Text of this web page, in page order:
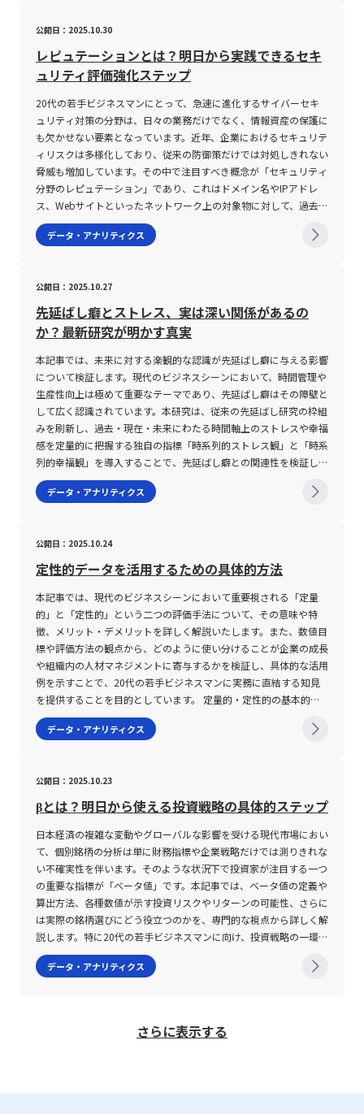
られます。 このように、ボラティリティを活用する際には、その
数値の意味合いや背景、そして計算方法に内在する不確実性を十分
に理解することが投資リスクを抑制するための鍵となります。若手
ビジネスマンとして投資市場に挑む際には、まず基本的な概念と計
算方法を把握し、併せて市場全体の流動性や個別銘柄の特性といっ
た情報を統合的に評価する姿勢が必要です。 まとめ 本記事では、
資産運用や投資の際に欠かせない「ボラティリティ」の概念につい
て、専門的かつ実務的な視点から解説しました。ボラティリティと
は、金融商品における価格変動の大きさを示す指標であり、ヒスト
リカルボラティリティとインプライドボラティリティという二つの
カテゴリーに分けられること、またその数値が高ければリスクが高
を理解することが重要です。さらに、実際の投資においては、ボラ
特に、短期トレードにおいては値動きの大きな銘柄が好まれる一方
で、中長期投資においては安定性の高い低ボラティリティ銘柄が有
利とされることから、投資目的に合わせた銘柄選定が成功の鍵とな
ります。また、計算方法や流動性リスク、株価水準の違いによるボ
ラティリティの相対的な評価についても十分に認識し、適切なリス
ク管理策を講じることが必要です。2025年の現在、テクノロジー
の進歩や市場環境の多様化により、ボラティリティを含む投資指標
はより複雑化していますが、その分、精緻な分析が求められる時代
へと進化していることは明らかです。 若手ビジネスマンとして今
後ますますグローバルな視点から資産運用やリスクマネジメントに
携わる中で、本記事の解説が実務に直結する知見となることを期待
裏打ちされた判断を下すためにも、ボラティリティという指標を正
る。 ・ボラティリティの値動きを正確に把握するためには、各種
インジケーターを組み合わせた複合的な分析が必要である。 ・経
済指標や市場ニュースと連動して発生する急激な価格変動に対し、
迅速な判断と柔軟な資金管理が求められる。 ・市場の流動性低下
時には、意図通りの取引が成立しにくくなるため、取引コストやス
プレッドの拡大にも留意すべきである。 ・ボラティリティが極端
に高い局面では、自動売買ツールやストップロスなどのリスク管理
対策を適切に用いることが重要である。 これらの注意点を理解し
た上で、ボラティリティを上手に活用するための投資戦略を構築す
ることが、健全な資産運用につながる。 また、テクノロジーの進
展に伴い、2025年現在ではAIや機械学習を活用したボラティリテ
度化している。 これにより、従来のテクニカル指標と組み合わせ
しすぎることなく、投資家自身の市場観察や経験に基づく分析も重
要視されるべきである。 市場の変化に応じた柔軟な対応力と、理
論と実践を両立させたトレード手法の確立が、今後の投資成功の鍵
となるだろう。 まとめ 本記事では、「ボラティリティ」という金
融用語の意味やその種類、そして取引における活用法と注意点につ
いて、具体的かつ詳細に解説してきた。 ボラティリティは、金融
市場における価格の変動率を示す指標であり、投資家が市場リスク
を評価し取引戦略を立案する際の重要な要素となる。 インプライ
ドボラティリティ、ヒストリカルボラティリティ、リアライズドボ
ラティリティといった複数の視点から市場の動向を分析する手法
は、特にFX市場において有効である。 また、出来高や市場の流動
える影響は、各取引時点でのリスク管理と戦略決定に直結する。
取引を行う際には各種テクニカル指標の活用や慎重な資金管理、さ
らにAIなどの最新技術を取り入れた相場分析が求められる。 特
に、若手ビジネスマンにとっては、リスクテイクの姿勢と同時に、
情報の正確な理解と柔軟な対応が今後のキャリアや資産運用におい
ても大いに役立つ知識となるだろう。 最後に、金融市場は常に変
動しており、ボラティリティの変化は新たな投資機会を提供する一
方で大きな落とし穴も存在する。 市場動向を定期的にモニター
し、最新の分析手法やツールを取り入れることで、投資リスクの低
減と利益の最大化を目指すことができる。 未来の市場環境におい
て、的確なリスク管理と柔軟な戦略の構築が、投資家としての成長
特化したカスタマイズが難しい場合もあります。一方で、オンプレ
ミス型はシステムのカスタマイズが容易である反面、導入に時間と
コストがかかるという特徴があります。このため、実態に即した導
入計画を立案することが不可欠です。第三に、サポート体制および
ベンダーの専門知識のレベルも導入の際に注意すべきポイントで
す。人事システムは、労働法改正や働き方改革など、外部環境の変
化に迅速に適応する必要があるため、契約前にベンダーのサポート
実績や技術的背景を十分に確認し、トラブル発生時にも的確に対応
できる体制が整っているかどうかを評価することが求められます。
また、既存のシステムとの連携も見逃せません。企業によっては、
既存の勤怠管理システムや給与計算システムとのデータ交換が必要
例を精査することが推奨されます。さらに、実際の操作画面につい
を招く恐れがあるため、トライアル運用やデモンストレーションな
どを通じて、現場視点での評価を十分に行うことが重要です。 ま
とめ 本記事では、20代の若手ビジネスマンを対象に、最新のビジ
ネス環境において重要性を増している「人事システム」について詳
述しました。システム化された人事管理は、従来の紙媒体やExcel
による管理方法と比べ、情報の更新や一元管理、そしてタレントマ
ネジメントを通じた組織改善に大きく寄与します。また、人事シス
テムの機能は採用管理、人事評価、勤怠・給与管理、労務管理等に
またがり、各企業の多様なニーズに対応できる柔軟性を有していま
す。一方で、システム導入においては、自社の業務プロセスに合致
した機能性、提供形態、サポート体制、操作性、既存システムとの
また具体的な導入前の検証やトライアル運用は、実際の運用に伴う
な人事システムの導入を通じて、業務効率の向上だけでなく、長期
的な組織強化を実現するチャンスを手にしています。今後、労働環
境や働き方のさらなる変革が予想される中で、デジタルツールとし
ての人事システムは、現代のビジネスパーソンにとって必須の戦略
ツールとなるでしょう。したがって、導入の際には各種注意点を十
分に考慮し、企業の現状と将来展望に応じた最適な選択が求められ
ます。これにより、社員が安心して能力を発揮できる環境を整備
し、企業全体の競争力を一層高めることが可能となるのです。
るためのツールとしてだけでなく、複数の施策や戦略を並行して検
討する際の意思決定プロセスの透明性を高め、関係者間での認識共
有を促進する点にもあります。たとえば、新規事業の立ち上げやマ
ーケティング戦略の策定、業務効率化のための設備投資の判断な
ど、さまざまな局面で利用が可能です。さらに、定量的評価のプロ
セスを通じて、感覚的・直感的な判断に偏るリスクを低減し、科学
的な根拠に基づいた意思決定をサポートすることが大きなメリット
となります。 デシジョンツリーの作成プロセスと具体的手順 デシ
ジョンツリーの作成プロセスは、基本的に4つの段階に分かれま
す。まず第一に、検討すべきテーマと最終的なゴールを明確化する
ことが必須です。この段階では、業務効率化やコスト削減、リスク
管理といった目的に対して、どのような評価基準を用いるかを事前
に整理し、各項目を数値化するための指標を設定します。たとえ
を検討材料とします。 第二に、実際にツリーの骨組みとなるレイ
アウト作成に着手します。まず意思決定ノードとして正方形を配置
し、その中に今回のテーマを明記します。その後、各意思決定に対
する選択肢を整理し、確率ノードやイベントノードとして各分岐に
置き換えていきます。各選択肢について、さらに詳細な評価項目と
して、期待値や発生確率、各プロセスにおけるリスク項目などの数
値を添えることで、全体の評価精度が向上します。 第三に、洗い
出された選択肢をもとに、段階的な分岐を展開します。業務の具体
的なプロセスや、導入後に想定される各種シナリオ、リスクとベネ
フィットを評価するために、各分岐先において数値化された評価を
行います。この段階での数値評価は、実際のビジネス現場における
れ、合理性のある意思決定の根拠となります。また、検証を行う過
や結果が明確になった段階で、ツリーの終点を示す終点ノードを配
置し、全体のプロセスをクローズします。ここでは、最終的な評価
額や効率性、リスク回避策などを詳細に記述し、導出された結論が
どのような根拠に基づいたものであるかを明確化させます。たとえ
ば、複数の自動化ツールの比較検討において、期待値や効果、投資
対効果の結果から最適なツールを選定するプロセスを具体例とする
ことで、デシジョンツリーの有用性が実証されます。 このよう
に、デシジョンツリーの作成は、単一の意思決定ではなく、複数の
選択肢を段階的に分析・評価することで複雑な課題に対して最適な
解決策を導出するためのフレームワークであると言えます。 デシ
ジョンツリーの注意点と留意事項 デシジョンツリーをビジネスで
活用する際には、いくつかの注意点が存在します。まず第一に、全
セスが複雑化するリスクが伴います。そのため、初期段階において
は大きな枠組みとして主要な要素を設定し、必要に応じて分岐ごと
に詳細な評価を行うという段階的アプローチが推奨されます。 次
に、デシジョンツリーはあくまで定量的な評価を補助するツールで
あり、すべてのビジネス課題に対して万能ではありません。特に、
数値化が難しい感性的な評価項目や、市場の急激な変動に伴う不確
実性を完全に反映することは困難であるため、定性的な判断とのバ
ランスを意識することが重要です。また、評価基準の設定にあたっ
ては、現場の実情や過去の実績、最新の市場動向を十分に反映させ
ることで、より信頼性の高い意思決定が可能となります。 さら
に、関係者間での認識共有が不十分な場合、デシジョンツリー自体
が一部の担当者の主観に偏ったものとなる可能性もあります。この
手ビジネスマンが実際のプロジェクトや業務改善活動においてこの
手法を活用する際には、メンターや先輩のアドバイスを取り入れる
特徴を一目で把握することが難しい場合に、各区間ごとにまとめる
ことで全体の傾向や分布状況が明確に示されます。例えば、厚生労
働省が実施した裁量労働制度の実態調査や、総務省統計局の男女平
均寿命のデータなど、さまざまな統計資料において、データを視覚
的に整理し、全体像や偏りを理解するためのツールとして用いつつ
あります。具体的な例を挙げると、アジア31カ国の男女平均寿命
のデータでは、各国の寿命値を階級ごとに区切り、どの階級に属す
る国が多いのか、また各階級の相対的な割合がどの程度であるかを
把握することが可能です。この考え方は、ビジネスにおける市場分
析や顧客属性の把握、商品需要の予測など、さまざまな分野で応用
することができ、データドリブンなアプローチを推進する上で重要
な役割を果たします。 度数分布の作成においては、「階級」「階
級値」「度数」「累積度数」「相対度数」「累積相対度数」といっ
トします。また、各階級の「階級値」とは、その階級における代表
値を意味し、一般的には階級の上下限の平均値が採用されます。例
えば、あるデータが「70歳以上75歳未満」といった階級に分類さ
れる場合、その階級値は (70＋75)÷2=72.5 となります。これによ
り、度数分布表から全体の平均値を求める計算式（平均値＝Σ(階級
値×度数)／度数の合計）を用いて、具体的な統計指標を算出する
ことが可能となります。 さらに、度数分布表はグラフとして視覚
化することにより、ヒストグラムと呼ばれる形式で表現されること
も一般的です。ヒストグラムは、各階級ごとの度数を棒グラフで示
すため、データの偏りや集中傾向を直感的に把握できる利点があり
ます。この手法は、マーケティングリサーチや顧客満足度調査、さ
らには製品の品質管理に至るまで、幅広いビジネスシーンで活用さ
れています。 度数分布の注意点 度数分布を活用する際の注意点と
響します。階級幅が狭すぎると、表が複雑になり、逆に広すぎると
データの細部が失われ、全体の傾向を正確に把握しにくくなる可能
性があります。適切な階級幅の設定は、データの特性や目的に応じ
たバランスが求められ、試行錯誤を重ねて最適な分類方法を見出す
必要があります。 第二の注意点は、度数分布表から算出される統
計指標、すなわち平均値、中央値、最頻値の意味や計算方法に対す
る理解です。例えば、平均値は各階級値に度数を掛けた総和をデー
タ数で割ることで求められますが、データの分布が偏っている場合
には、中央値や最頻値がより有効な代表値となります。中央値は、
データを昇順または降順に並べた際の中央の値を示し、最頻値は最
も頻出する階級値を表します。これらの指標は、データの分布形状
が偏っている場合や外れ値の影響を受けやすい場合に、平均値だけ
ッドシートといった表計算ソフトを使用するのが一般的です。これ
らのツールでは、Frequency関数やCOUNTIF、COUNTIFSといった
関数を活用して、条件に合致するセルの数を自動的に計算すること
ができます。たとえば、特定の範囲内におけるデータ数を算出した
り、指定した条件に重複するデータをカウントすることにより、効
率的かつ正確な度数分布表の作成が可能となります。さらに、表計
算ソフトに備わるグラフ作成機能を利用すれば、ヒストグラムや棒
グラフなどを手軽に生成し、視覚的な分析資料として活用できる点
も大きな利点です。 ただし、これらのツールを用いた作業におい
ては、各関数や機能の仕様を正確に把握することが求められます。
たとえば、COUNTIFS関数は複数の条件を同時に満たすセルの数を
求めるため、1つの条件のみを対象とする場合と条件が複数ある場
データチェックや検証は必須です。これらの注意点を踏まえた上
で、度数分布表の作成やその結果の解釈を行うことが、正確なデー
公開日：2025.10.30
レピュテーションとは？明日から実践できるセキ
ュリティ評価強化ステップ
20代の若手ビジネスマンにとって、急速に進化するサイバーセキ
ュリティ対策の分野は、日々の業務だけでなく、情報資産の保護に
も欠かせない要素となっています。近年、企業におけるセキュリテ
ィリスクは多様化しており、従来の防御策だけでは対処しきれない
脅威も増加しています。その中で注目すべき概念が「セキュリティ
分野のレピュテーション」であり、これはドメイン名やIPアドレ
ス、Webサイトといったネットワーク上の対象物に対して、過去の
実績や行動履歴に基づき信頼性を評価する技術です。本記事では、
レピュテーションの仕組みやその種類、また具体的なメリットと併
におけるレピュテーションとは、本来「評判」や「風評」という意
味合いを持つ言葉を基に、IPアドレス、ドメイン、Webサイトなど
各種ネットワーク上の対象物の信頼性を数値化または評価する技術
を指します。具体的には、過去の活動履歴、トラフィックパター
ン、第三者からのフィードバック、さらには他のセキュリティベン
ダーによる評価など、複合的な情報をもとにして算出されます。こ
の評価は、スパムメールの送信、フィッシングサイトの運営、マル
ウェア感染のリスクなど、悪意ある行動の有無を判断するための重
要な指標となっており、結果としてセキュリティ対策の精度向上に
寄与しています。 レピュテーションの主要な対象には、主に以下
の3種類が存在します。まず、ドメインレピュテーションは特定の
ドメイン名に付随する評価であり、スパム配信や不正なサイト運営
履歴がある場合、信頼性が低いと判断されます。次に、IPレピュテ
さも伴います。最後に、WebレピュテーションはWebサイト全体
のコンテンツ安全性や利用者からの信頼をベースに評価を行い、不
正なスクリプトやセキュリティホールが存在する場合には低評価と
なります。 これらの評価は、企業のネットワーク環境やオンライ
ンサービスの信頼性向上に大きく貢献しており、たとえばメール配
信サービスやWebサイトのアクセス管理においては、レピュテー
ションスコアを参照することで危険なアクセスが自動的に弾かれる
仕組みが実現されています。評価基準としては、送信元のIPアドレ
スの過去の履歴、不審なメール内容や添付ファイルの有無、そして
ブラックリストへの掲載歴などが挙げられます。これにより、企業
は自社のセキュリティ体制をより効率的かつ高度に維持することが
可能となっています。 レピュテーションの仕組みと評価基準 レピ
セスから成り立っています。このスコアは、一定の評価基準をクリ
アしているかどうかによって、どの程度の信頼性があるかを示すも
レスに対するスコアが低い場合は、不正な動作やマルウェア配信の
履歴が存在する可能性が高く、アクセス制限やブロックの対象とな
ります。一方、スコアが高ければ、安全性の高い通信として優先的
に扱われ、セキュリティ対策の自動化が実現されるのです。 評価
基準は、多岐にわたるポイントから構成されており、メールに関す
るレピュテーション評価では、送信元IPアドレス、メール本文や添
付ファイルの安全性、過去のスパム行為の履歴、さらにはブラック
リストへの登録状況などが重要視されます。また、Webサイトに対
しては、公開コンテンツの質、更新頻度、利用者からの評価、第三
リティ対策担当者にとって、リスクの高い通信やコンテンツを早期
に検知し対処するための強力なツールとなっています。 セキュリ
データ・アナリティクス
公開日：2025.10.27
先延ばし癖とストレス、実は深い関係があるの
か？最新研究が明かす真実
本記事では、未来に対する楽観的な認識が先延ばし癖に与える影響
について検証します。現代のビジネスシーンにおいて、時間管理や
生産性向上は極めて重要なテーマであり、先延ばし癖はその障壁と
して広く認識されています。本研究は、従来の先延ばし研究の枠組
みを刷新し、過去・現在・未来にわたる時間軸上のストレスや幸福
感を定量的に把握する独自の指標「時系列的ストレス観」と「時系
列的幸福観」を導入することで、先延ばし癖との関連性を検証して
います。また、研究結果は、未来に対して「今よりもストレスが増
えることはない」という楽観的な認識を持つ人々において、深刻な
ばし癖の関係とは 本研究は、さまざまな時間軸における主観的な
ストレスと幸福感を9件法で測定し、それぞれの変動パターンを
ました。質問例として、「過去10年間でどれくらいストレスを感
じましたか？」、「今この瞬間どれくらい幸福感を感じています
か？」、「この先1年でどれくらいストレスを感じると思います
か？」といった問いが用いられ、参加者の過去から未来に至るまで
の感情の変化を詳細に把握しています。「時系列的ストレス観」に
は、未来に向かうにつれてストレスが低下または少なくとも現状を
上回らない「下降型」、未来に向かってストレスが増大する「上昇
型」、現在が最もストレスが低く、そこから過去および未来に向か
ってストレスが増加する「V字型」、および特定の過去の時点でス
に、未来に進むにつれてストレスが低下するという下降型の認知パ
ターンを持つ人々は、先延ばし癖が深刻なグループに比べ、その割
いては、下降型、上昇型、V字型、そしてどの時間軸においても幸
福感が一定である平坦型の4パターンが検出されたものの、先延ば
し癖との間には明確な関連性は認められませんでした。これらの結
果は、未来に対して楽観的な認識を持つこと、すなわち「今よりも
未来のストレスが増加しない」と信じる認知が、先延ばし行動の抑
制に寄与する可能性を示唆しています。さらに、先延ばし行動は、
幸福感の低下やストレスの増大、健康の損耗、さらには学業成績や
業務パフォーマンスの低下という重大な影響を伴うことから、この
研究の意義は非常に高いといえます。加えて、本研究が採用した新
するための有効な手段として期待されています。また、研究助成と
してJST【CREST】およびJST【ムーンショット型研究開発事業】
データ・アナリティクス
公開日：2025.10.24
定性的データを活用するための具体的方法
本記事では、現代のビジネスシーンにおいて重要視される「定量
的」と「定性的」という二つの評価手法について、その意味や特
徴、メリット・デメリットを詳しく解説いたします。また、数値目
標や評価方法の観点から、どのように使い分けることが企業の成長
や組織内の人材マネジメントに寄与するかを検証し、具体的な活用
例を示すことで、20代の若手ビジネスマンに実務に直結する知見
を提供することを目的としています。 定量的・定性的の基本的概
念とは 「定量的」とは、物事の性質や成果を数値として表現する
手法を指します。英語表現で「Quantitatively」とされるこのアプ
ば、売上高、契約件数、PV数、利益率といった具体的な数字は、
企業の業績やプロジェクトの進捗を明確に示すデータとして活用さ
れます。この結果、目標達成度の把握や意思決定の迅速化、評価の
透明性向上などに大きく寄与するのです。 一方、「定性的」と
は、数値に表すことが難しい感覚や意見、行動の質などを評価する
手法を意味します。英語では「Qualitatively」と表記され、具体的
な数字だけでは捉えきれない側面、例えばコミュニケーション能
力、チームワーク、モチベーションの高さ、顧客満足度の背景にあ
る要因など、言葉や文章、インタビューの内容として表現されるデ
ータが該当します。このような評価は、企業風土や社員の成長、サ
ービスの改善などに役立つ情報を補完するために重要とされ、また
数値化して判断しきれない経営判断のサポートを行います。 定量
下すことが可能です。具体的な例としては、売上向上や契約数の増
加など、定められた数値目標に対して成果がはっきりと把握できる
データ・アナリティクス
公開日：2025.10.23
βとは？明日から使える投資戦略の具体的ステップ
日本経済の複雑な変動やグローバルな影響を受ける現代市場におい
て、個別銘柄の分析は単に財務指標や企業戦略だけでは測りきれな
い不確実性を伴います。そのような状況下で投資家が注目する一つ
の重要な指標が「ベータ値」です。本記事では、ベータ値の定義や
算出方法、各種数値が示す投資リスクやリターンの可能性、さらに
は実際の銘柄選びにどう役立つのかを、専門的な視点から詳しく解
説します。特に20代の若手ビジネスマンに向け、投資戦略の一環と
して自らのリスク許容度に合わせた適切な銘柄選定の方法を身につ
けるための知識として、ベータ値の理解が不可欠であることを強調
価指数が1%変動した場合に、対象銘柄が何%変動するかを示す指
データ・アナリティクス
さらに表示する